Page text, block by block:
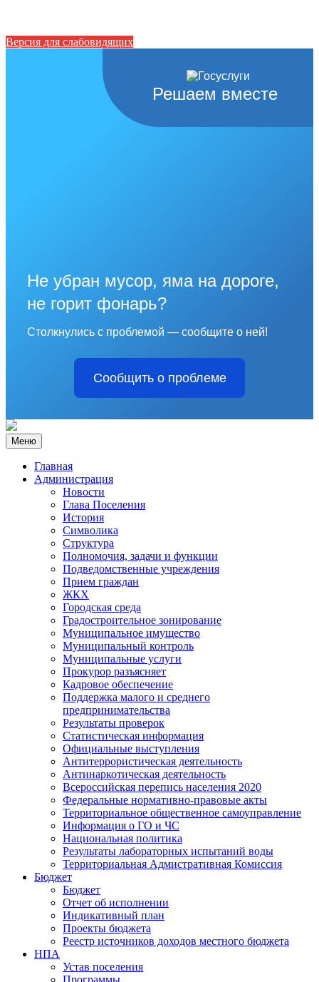
Версия для слабовидящих
Решаем вместе
Не убран мусор, яма на дороге,
не горит фонарь?
Столкнулись с проблемой — сообщите о ней!
Сообщить о проблеме
Меню
Главная
Администрация
Новости
Глава Поселения
История
Символика
Структура
Полномочия, задачи и функции
Подведомственные учреждения
Прием граждан
ЖКХ
Городская среда
Градостроительное зонирование
Муниципальное имущество
Муниципальный контроль
Муниципальные услуги
Прокурор разъясняет
Кадровое обеспечение
Поддержка малого и среднего
предпринимательства
Результаты проверок
Статистическая информация
Официальные выступления
Антитеррористическая деятельность
Антинаркотическая деятельность
Всероссийская перепись населения 2020
Федеральные нормативно-правовые акты
Территориальное общественное самоуправление
Информация о ГО и ЧС
Национальная политика
Результаты лабораторных испытаний воды
Территориальная Адмистративная Комиссия
Бюджет
Бюджет
Отчет об исполнении
Индикативный план
Проекты бюджета
Реестр источников доходов местного бюджета
НПА
Устав поселения
Программы